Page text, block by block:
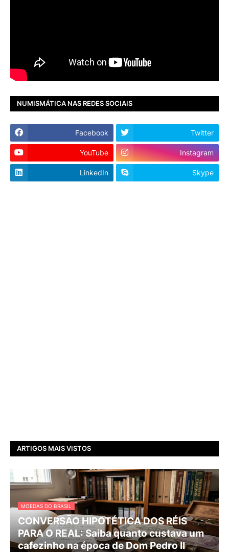
NUMISMÁTICA NAS REDES SOCIAIS
Facebook Twitter
YouTube Instagram
LinkedIn Skype
ARTIGOS MAIS VISTOS
MOEDAS DO BRASIL
CONVERSÃO HIPOTÉTICA DOS RÉIS
PARA O REAL: Saiba quanto custava um
cafezinho na época de Dom Pedro II